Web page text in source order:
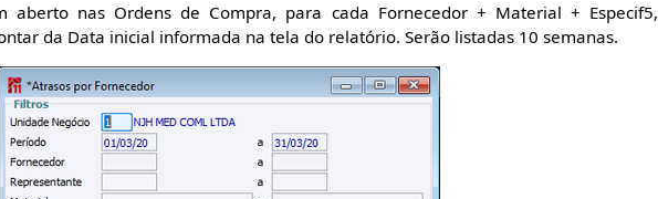
aberto nas Ordens de Compra, para cada Fornecedor + Material + Especif5,
da Data inicial informada na tela do relatório. Serão listadas 10 semanas.